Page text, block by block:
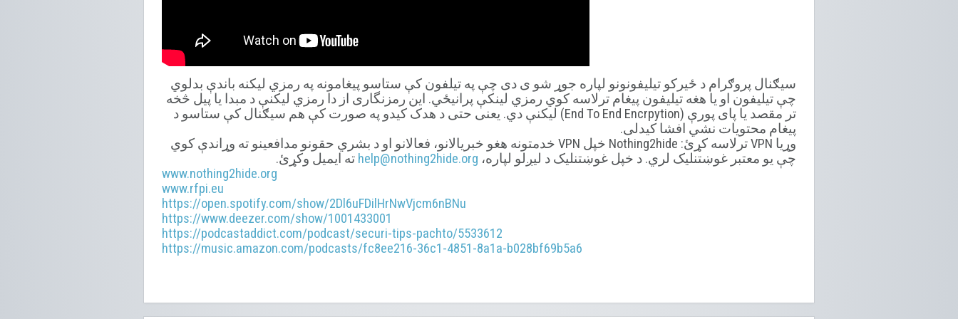
سیګنال پروګرام د ځیرکو تیلیفونونو لپاره جوړ شو ی دی چې په تیلفون کې ستاسو پیغامونه په رمزي لیکنه باندې بدلوي
چې تیلیفون او یا هغه تیلیفون پیغام ترلاسه کوي رمزي لینکې پرانیځي. این رمزنگاری از دا رمزي لیکنې د مبدا یا پیل څخه
تر مقصد یا پای پورې (End To End Encrpytion) لیکنې دي. یعنی حتی د هدک کیدو په صورت کې هم سیګنال کې ستاسو د
پیغام محتویات نشي افشا کیدلی.
وړیا VPN ترلاسه کړئ: Nothing2hide خپل VPN خدمتونه هغو خبریالانو، فعالانو او د بشري حقونو مدافعینو ته وړاندې کوي
چې یو معتبر غوښتنلیک لري. د خپل غوښتنلیک د لیږلو لپاره، help@nothing2hide.org ته ایمیل وکړئ.
www.nothing2hide.org
www.rfpi.eu
https://open.spotify.com/show/2Dl6uFDilHrNwVjcm6nBNu
https://www.deezer.com/show/1001433001
https://podcastaddict.com/podcast/securi-tips-pachto/5533612
https://music.amazon.com/podcasts/fc8ee216-36c1-4851-8a1a-b028bf69b5a6